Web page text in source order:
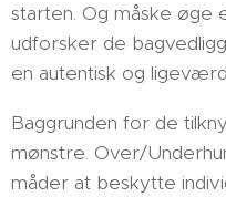
starten. Og måske
udforsker de
en autentisk og
Baggrunden for de
mønstre. Over/
måder at beskytte